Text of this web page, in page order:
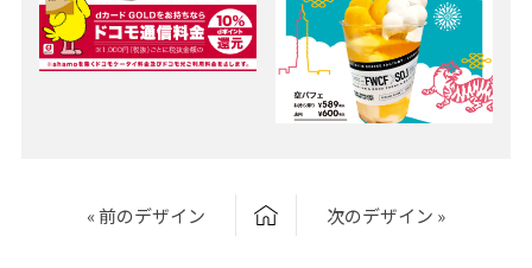
« 前のデザイン 次のデザイン »